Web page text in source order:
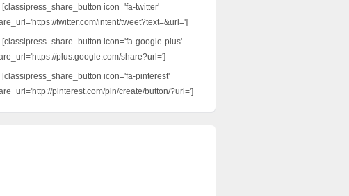
[classipress_share_button icon='fa-twitter'
twitter.com/intent/tweet?text=&url=']
[classipress_share_button icon='fa-google-plus'
plus.google.com/share?url=']
[classipress_share_button icon='fa-pinterest'
pinterest.com/pin/create/button/?url=']